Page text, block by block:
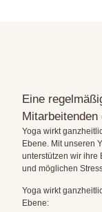
Eine
Yoga wirkt
Ebene. Mit unseren
unterstützen wir ihre
und möglichen
Yoga wirkt
Ebene: